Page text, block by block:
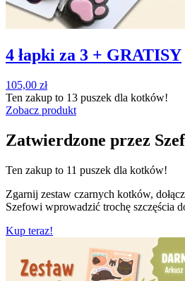
4 łapki za 3 + GRATISY
105,00 zł
Ten zakup to 13 puszek dla kotków!
Zobacz produkt
Zatwierdzone przez
Ten zakup to 11 puszek dla kotków!
Zgarnij zestaw czarnych kotków,
Szefowi wprowadzić trochę szczęścia
Kup teraz!